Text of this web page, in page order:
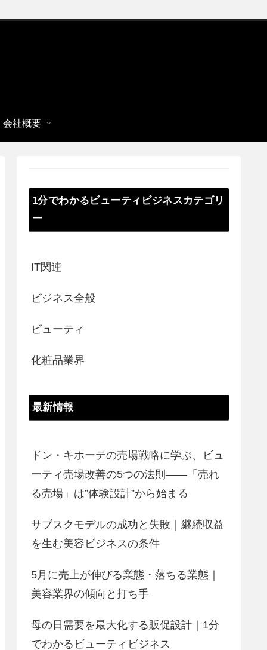
会社概要
1分でわかるビューティビジネスカテゴリ
ー
IT関連
ビジネス全般
ビューティ
化粧品業界
最新情報
ドン・キホーテの売場戦略に学ぶ、ビュ
ーティ売場改善の5つの法則――「売れ
る売場」は”体験設計”から始まる
サブスクモデルの成功と失敗｜継続収益
を生む美容ビジネスの条件
5月に売上が伸びる業態・落ちる業態｜
美容業界の傾向と打ち手
母の日需要を最大化する販促設計｜1分
でわかるビューティビジネス